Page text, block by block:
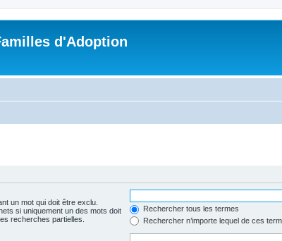
d'Adoption
un mot qui doit être exclu.
si uniquement un des mots doit
recherches partielles.
Rechercher tous les termes
Rechercher n’importe lequel de ces